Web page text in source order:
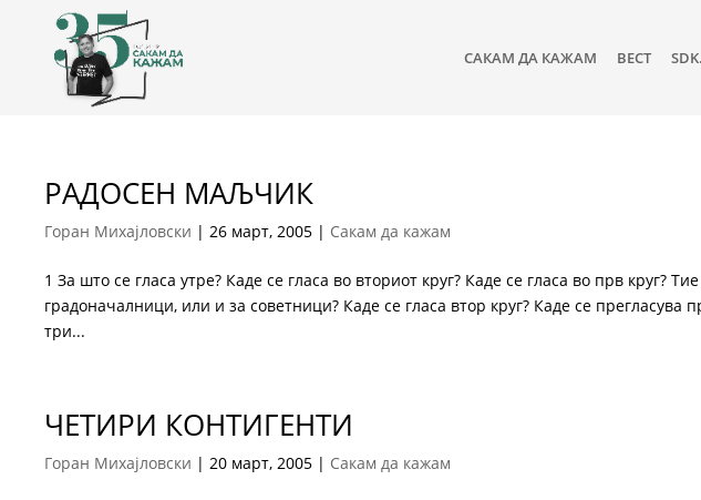
САКАМ ДА КАЖАМ ВЕСТ
РАДОСЕН МАЉЧИК
Горан Михајловски |26 март, 2005 | Сакам да кажам
1 За што се гласа утре? Каде се гласа во вториот круг? Каде се гласа во прв круг?
градоначалници, или и за советници? Каде се гласа втор круг? Каде се прегласува
три...
ЧЕТИРИ КОНТИГЕНТИ
Горан Михајловски |20 март, 2005 | Сакам да кажам